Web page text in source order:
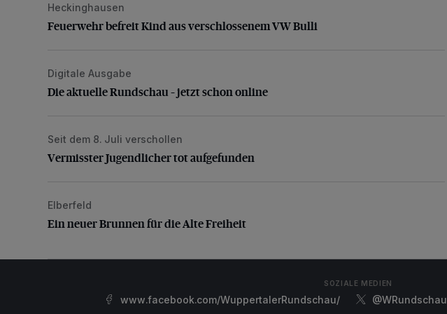
Feuerwehr befreit Kind aus verschlossenem VW Bulli
Heckinghausen
Feuerwehr befreit Kind aus verschlossenem VW Bulli
Die aktuelle Rundschau – jetzt schon online
Digitale Ausgabe
Die aktuelle Rundschau – jetzt schon online
Vermisster Jugendlicher tot aufgefunden
Seit dem 8. Juli verschollen
Vermisster Jugendlicher tot aufgefunden
Ein neuer Brunnen für die Alte Freiheit
Elberfeld
Ein neuer Brunnen für die Alte Freiheit
SOZIALE MEDIEN
www.facebook.com/WuppertalerRundschau/ @WRundschau